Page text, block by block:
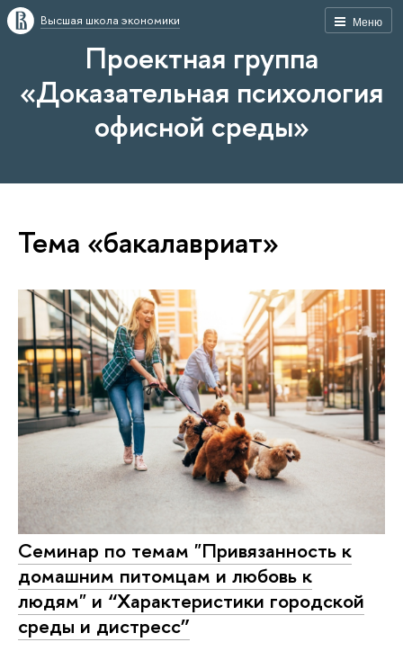
Меню
Высшая школа экономики
Проектная группа
«Доказательная психология
офисной среды»
Тема «бакалавриат»
Семинар по темам "Привязанность к
домашним питомцам и любовь к
людям" и “Характеристики городской
среды и дистресс”